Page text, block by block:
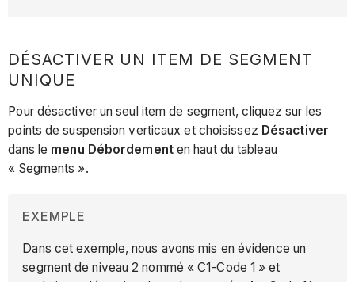
DÉSACTIVER UN ITEM DE SEGMENT
UNIQUE
Pour désactiver un seul item de segment, cliquez sur les
points de suspension verticaux et choisissez Désactiver
dans le menu Débordementen haut du tableau
« Segments ».
EXEMPLE
Dans cet exemple, nous avons mis en évidence un
segment de niveau 2 nommé « C1-Code 1 » et